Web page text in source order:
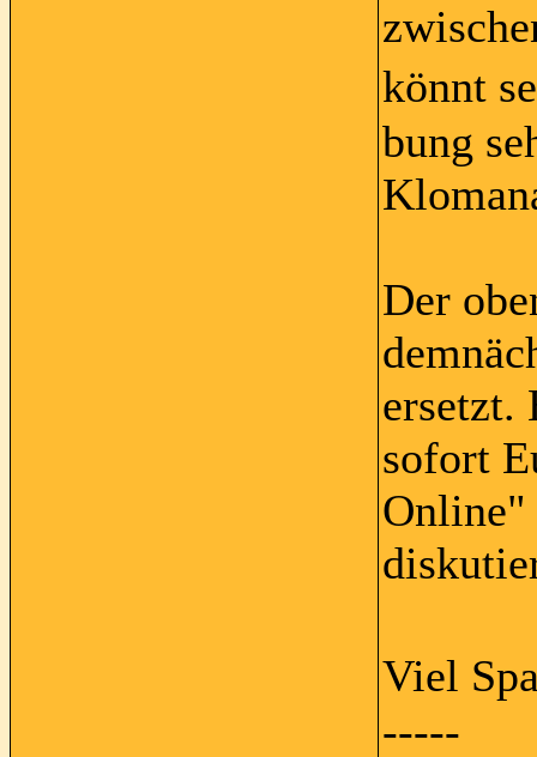
könnt
bung
Der
ersetzt.
sofort
Online"
Viel
-----